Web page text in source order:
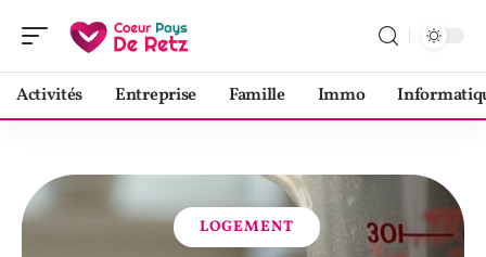
Activités Entreprise Famille Immo
LOGEMENT